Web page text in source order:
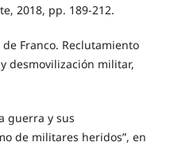
2018, pp. 189-212.
de Franco. Reclutamiento
desmovilización militar,
guerra y sus
de militares heridos”, en